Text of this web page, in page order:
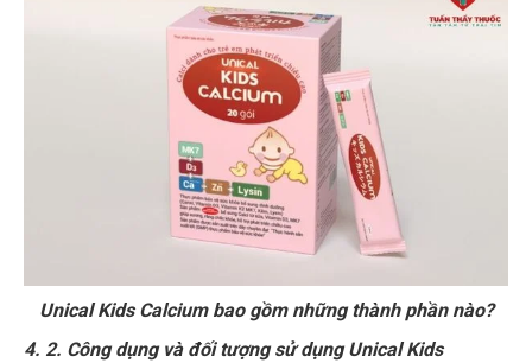
Unical Kids Calcium bao gồm những thành phần nào?
4. 2. Công dụng và đối tượng sử dụng Unical Kids